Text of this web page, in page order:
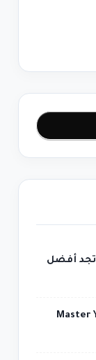
تجد أفضل
Master